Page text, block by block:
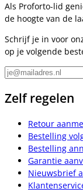
Als Proforto-lid
de hoogte van de
Schrijf je in voor
op je volgende
Zelf regelen
Retour
Bestelling
Bestelling
Garantie
Nieuwsbrief